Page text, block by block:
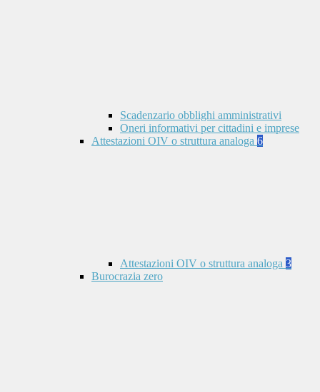
Scadenzario obblighi amministrativi
Oneri informativi per cittadini e imprese
Attestazioni OIV o struttura analoga 6
Attestazioni OIV o struttura analoga 3
Burocrazia zero